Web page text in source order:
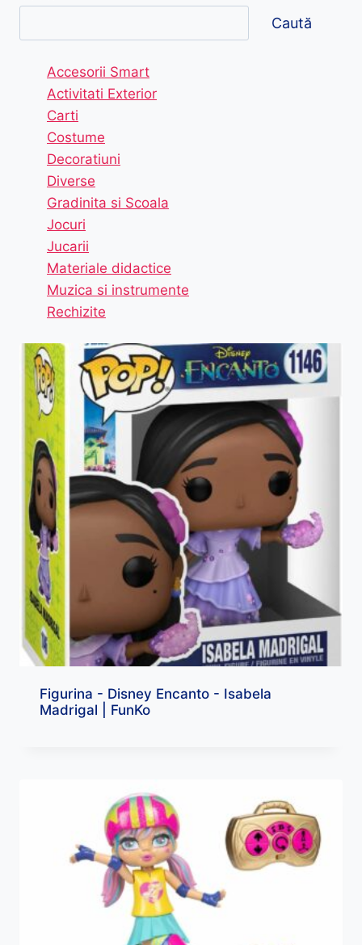
Caută
Accesorii Smart
Activitati Exterior
Carti
Costume
Decoratiuni
Diverse
Gradinita si Scoala
Jocuri
Jucarii
Materiale didactice
Muzica si instrumente
Rechizite
Figurina - Disney Encanto - Isabela
Madrigal | FunKo